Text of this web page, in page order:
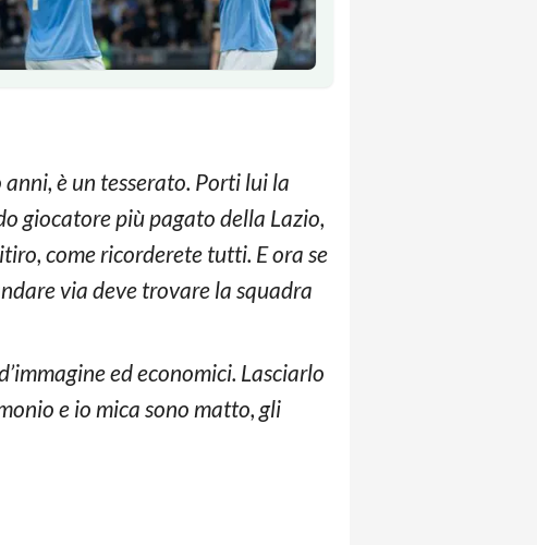
è un tesserato. Porti lui la
giocatore più pagato della Lazio,
come ricorderete tutti. E ora se
via deve trovare la squadra
ed economici. Lasciarlo
e io mica sono matto, gli